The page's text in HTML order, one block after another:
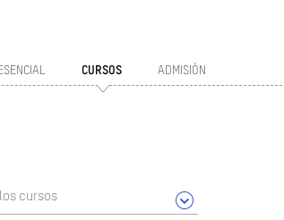
CURSOS ADMISIÓN
los cursos